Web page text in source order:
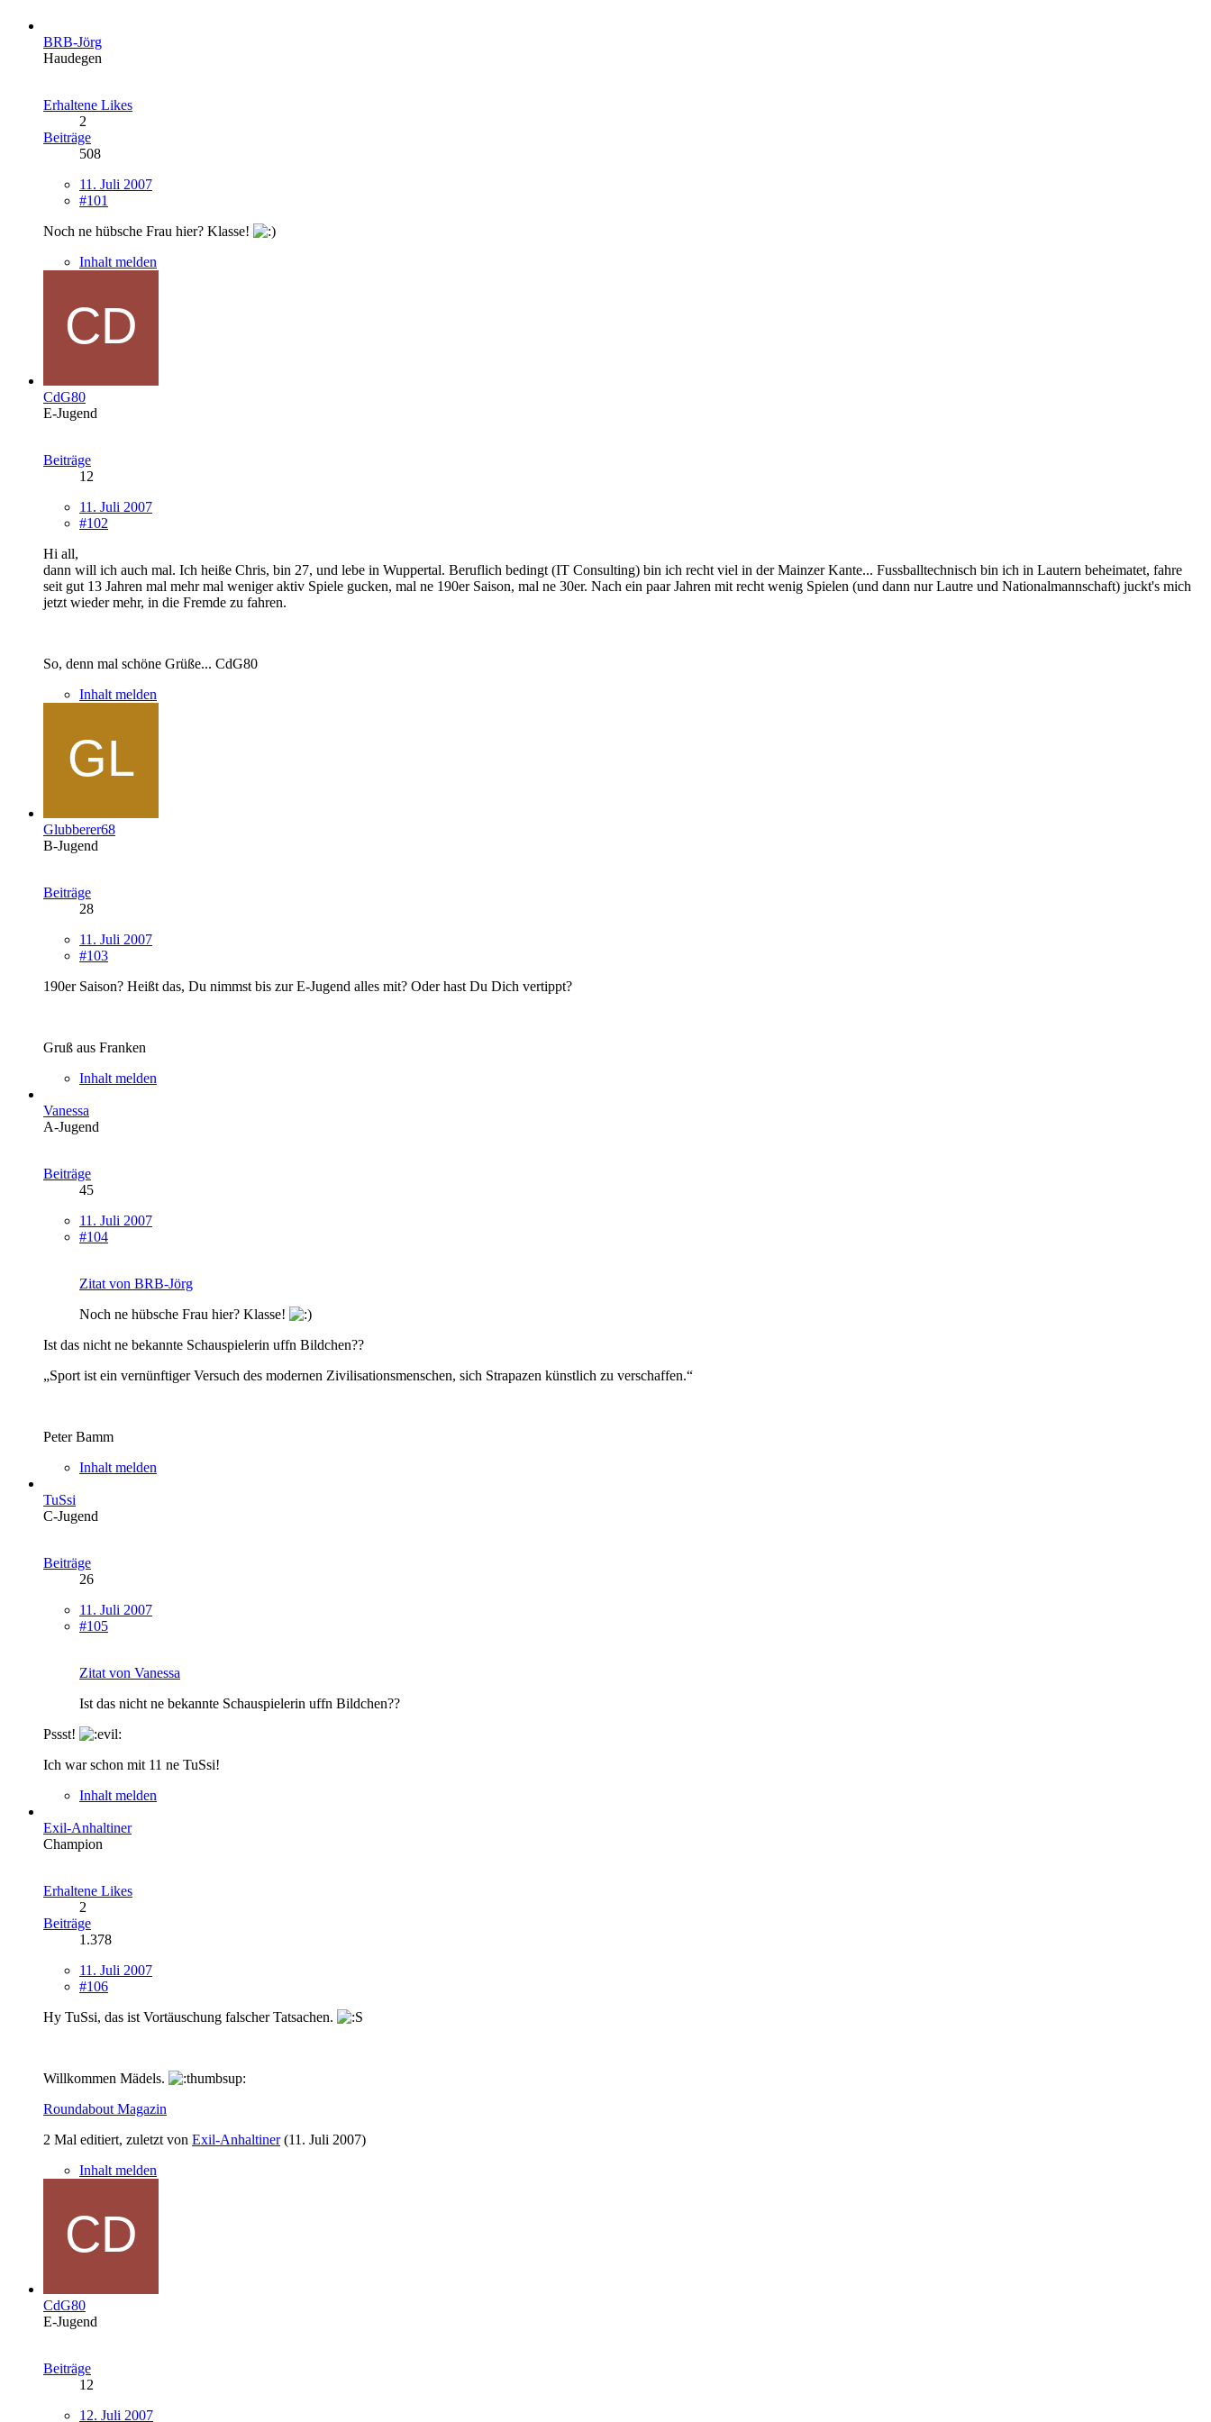
BRB-Jörg
Haudegen
Erhaltene Likes
2
Beiträge
508
11. Juli 2007
#101
Noch ne hübsche Frau hier? Klasse!
Inhalt melden
CdG80
E-Jugend
Beiträge
12
11. Juli 2007
#102
Hi all,
dann will ich auch mal. Ich heiße Chris, bin 27, und lebe in Wuppertal. Beruflich bedingt (IT Consulting) bin ich recht viel in der Mainzer Kante... Fussballtechnisch bin ich in Lautern beheimatet, fahre
seit gut 13 Jahren mal mehr mal weniger aktiv Spiele gucken, mal ne 190er Saison, mal ne 30er. Nach ein paar Jahren mit recht wenig Spielen (und dann nur Lautre und Nationalmannschaft) juckt's mich
jetzt wieder mehr, in die Fremde zu fahren.
So, denn mal schöne Grüße... CdG80
Inhalt melden
Glubberer68
B-Jugend
Beiträge
28
11. Juli 2007
#103
190er Saison? Heißt das, Du nimmst bis zur E-Jugend alles mit? Oder hast Du Dich vertippt?
Gruß aus Franken
Inhalt melden
Vanessa
A-Jugend
Beiträge
45
11. Juli 2007
#104
Zitat von BRB-Jörg
Noch ne hübsche Frau hier? Klasse!
Ist das nicht ne bekannte Schauspielerin uffn Bildchen??
„Sport ist ein vernünftiger Versuch des modernen Zivilisationsmenschen, sich Strapazen künstlich zu verschaffen.“
Peter Bamm
Inhalt melden
TuSsi
C-Jugend
Beiträge
26
11. Juli 2007
#105
Zitat von Vanessa
Ist das nicht ne bekannte Schauspielerin uffn Bildchen??
Pssst!
Ich war schon mit 11 ne TuSsi!
Inhalt melden
Exil-Anhaltiner
Champion
Erhaltene Likes
2
Beiträge
1.378
11. Juli 2007
#106
Hy TuSsi, das ist Vortäuschung falscher Tatsachen.
Willkommen Mädels.
Roundabout Magazin
2 Mal editiert, zuletzt von Exil-Anhaltiner(11. Juli 2007)
Inhalt melden
CdG80
E-Jugend
Beiträge
12
12. Juli 2007